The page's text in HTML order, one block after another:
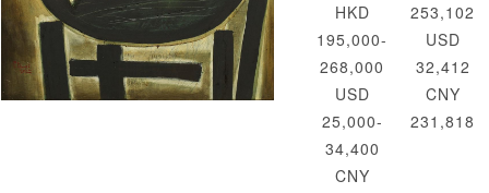
HKD
195,000-
268,000
USD
25,000-
34,400
CNY
253,102
USD
32,412
CNY
231,818